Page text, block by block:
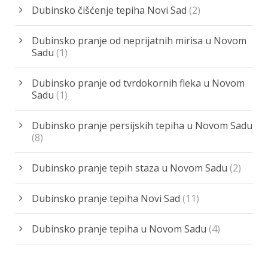
Dubinsko čišćenje tepiha Novi Sad (2)
Dubinsko pranje od neprijatnih mirisa u Novom
Sadu (1)
Dubinsko pranje od tvrdokornih fleka u Novom
Sadu (1)
Dubinsko pranje persijskih tepiha u Novom Sadu
(8)
Dubinsko pranje tepih staza u Novom Sadu (2)
Dubinsko pranje tepiha Novi Sad (11)
Dubinsko pranje tepiha u Novom Sadu (4)